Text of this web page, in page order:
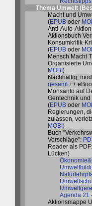
Thema Umwelt (
Macht und
(EPUB oder
Anti-Auto-
Aktionsbuch
Konsumkritik-
(EPUB oder
Mensch Macht
Organisierte
MOBI )
Nachhaltig,
gesamt++
Monsanto auf
Gentechnik
(EPUB oder
Regierungen,
zulassen,
MOBI )
Buch
Vorschläge":
Reader als PDF:
Lücken)
Agenda 21
Aktionsmappe